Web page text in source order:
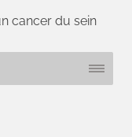
cancer du sein